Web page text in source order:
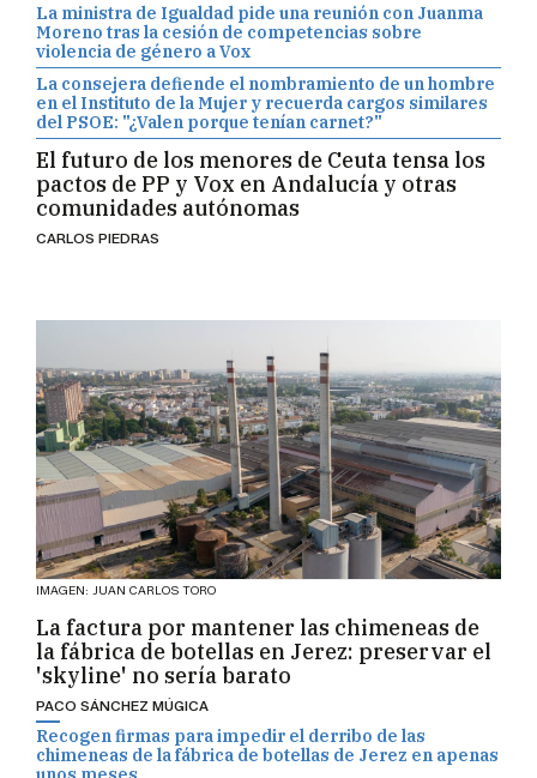
La ministra de Igualdad pide una reunión con Juanma
Moreno tras la cesión de competencias sobre
violencia de género a Vox
La consejera defiende el nombramiento de un hombre
en el Instituto de la Mujer y recuerda cargos similares
del PSOE: "¿Valen porque tenían carnet?"
El futuro de los menores de Ceuta tensa los
pactos de PP y Vox en Andalucía y otras
comunidades autónomas
CARLOS PIEDRAS
IMAGEN: JUAN CARLOS TORO
La factura por mantener las chimeneas de
la fábrica de botellas en Jerez: preservar el
'skyline' no sería barato
PACO SÁNCHEZ MÚGICA
Recogen firmas para impedir el derribo de las
chimeneas de la fábrica de botellas de Jerez en apenas